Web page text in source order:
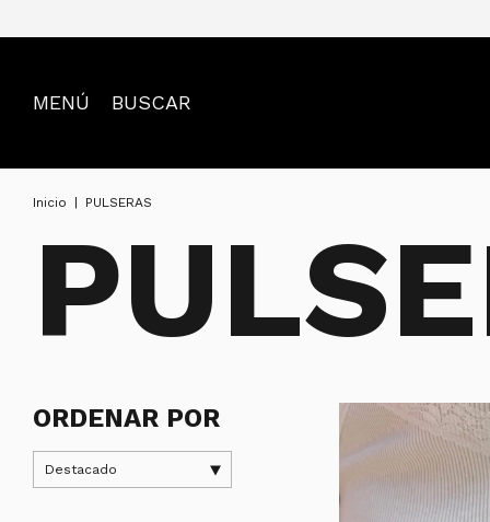
MENÚ BUSCAR
Inicio PULSERAS
ORDENAR POR